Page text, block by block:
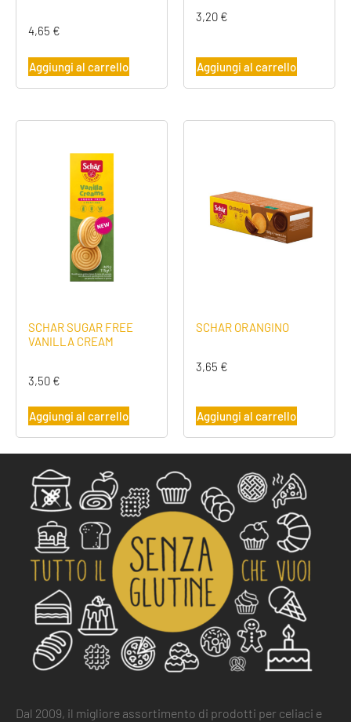
4,65 €
Aggiungi al carrello
3,20 €
Aggiungi al carrello
SCHAR SUGAR FREE
VANILLA CREAM
3,50 €
Aggiungi al carrello
SCHAR ORANGINO
3,65 €
Aggiungi al carrello
Dal 2009, il migliore assortimento di prodotti per celiaci e